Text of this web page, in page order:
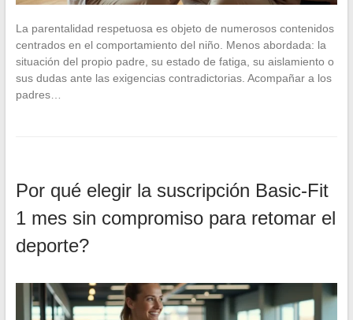
La parentalidad respetuosa es objeto de numerosos contenidos
centrados en el comportamiento del niño. Menos abordada: la
situación del propio padre, su estado de fatiga, su aislamiento o
sus dudas ante las exigencias contradictorias. Acompañar a los
padres…
Por qué elegir la suscripción Basic-Fit
1 mes sin compromiso para retomar el
deporte?